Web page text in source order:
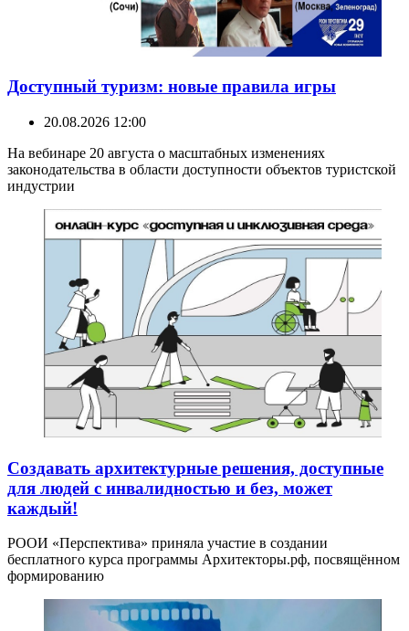
Доступный туризм: новые правила игры
20.08.2026 12:00
На вебинаре 20 августа о масштабных изменениях
законодательства в области доступности объектов туристской
индустрии
Создавать архитектурные решения, доступные
для людей с инвалидностью и без, может
каждый!
РООИ «Перспектива» приняла участие в создании
бесплатного курса программы Архитекторы.рф, посвящённом
формированию